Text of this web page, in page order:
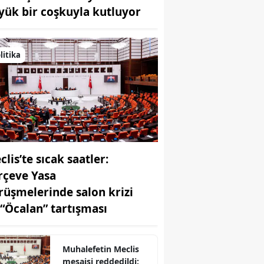
Bilecik
Bingöl
Bitlis
Bolu
Burdur
Bursa
Çanakkale
Çorum
Diyarbakır
bir coşkuyla kutluyor
sıcak saatler:
Yasa
salon krizi
tartışması
Muhalefetin Meclis
mesaisi reddedildi: